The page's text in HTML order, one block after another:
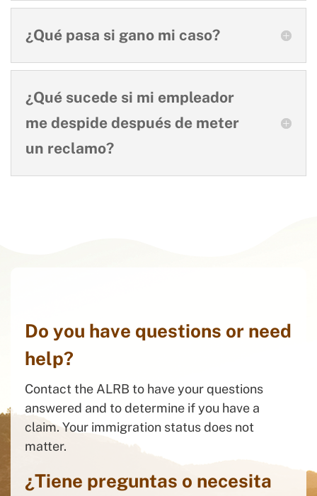
¿Qué pasa si gano mi caso?
¿Qué sucede si mi empleador
me despide después de meter
un reclamo?
Do you have questions or need
help?
Contact the ALRB to have your questions
answered and to determine if you have a
claim. Your immigration status does not
matter.
¿Tiene preguntas o necesita